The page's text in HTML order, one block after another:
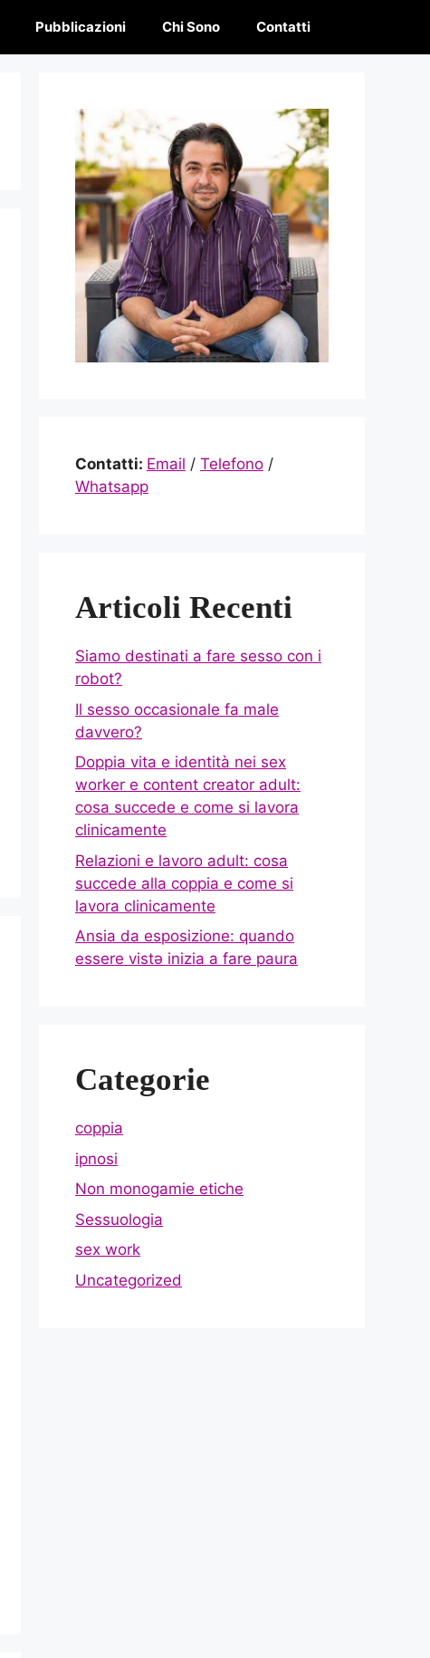
Pubblicazioni Chi Sono Contatti
Contatti: Email / Telefono /
Whatsapp
Articoli Recenti
Siamo destinati a fare sesso con i
robot?
Il sesso occasionale fa male
davvero?
Doppia vita e identità nei sex
worker e content creator adult:
cosa succede e come si lavora
clinicamente
Relazioni e lavoro adult: cosa
succede alla coppia e come si
lavora clinicamente
Ansia da esposizione: quando
essere vistə inizia a fare paura
Categorie
coppia
ipnosi
Non monogamie etiche
Sessuologia
sex work
Uncategorized